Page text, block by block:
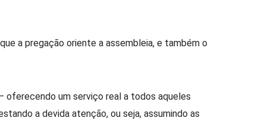
a pregação oriente a assembleia, e também o
oferecendo um serviço real a todos aqueles
a devida atenção, ou seja, assumindo as